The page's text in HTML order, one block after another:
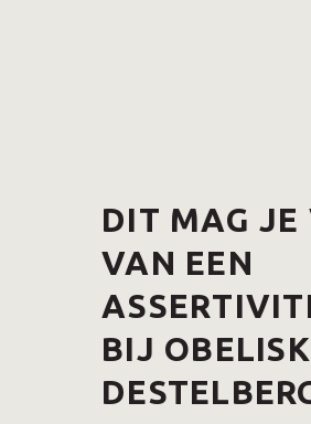
DIT MAG JE
VAN EEN
BIJ